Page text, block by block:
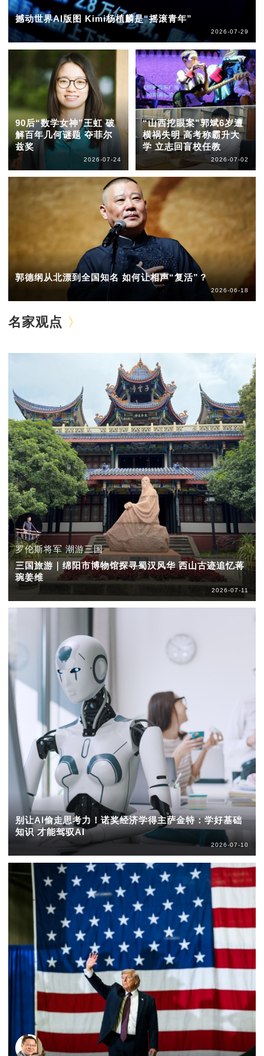
撼动世界AI版图 Kimi杨植麟是“摇滚青年”
2026-07-29
90后“数学女神”王虹 破
解百年几何谜题 夺菲尔
兹奖
2026-07-24
“山西挖眼案”郭斌6岁遭
横祸失明 高考称霸升大
学 立志回盲校任教
2026-07-02
郭德纲从北漂到全国知名 如何让相声“复活”？
2026-06-18
名家观点
罗伦斯将军 潮游三国
三国旅游｜绵阳市博物馆探寻蜀汉风华 西山古迹追忆蒋
琬姜维
2026-07-11
别让AI偷走思考力！诺奖经济学得主萨金特：学好基础
知识 才能驾驭AI
2026-07-10